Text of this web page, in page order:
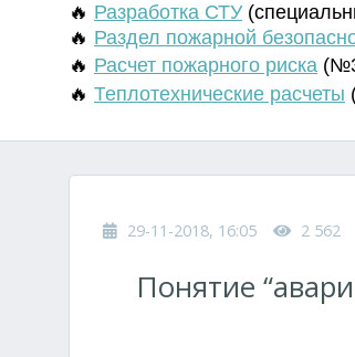
🔥 Разработка СТУ (
🔥 Раздел пожарной
🔥 Расчет пожарного риска
🔥 Теплотехнические расчеты
29-11-2018, 16:05 2 562
Понятие